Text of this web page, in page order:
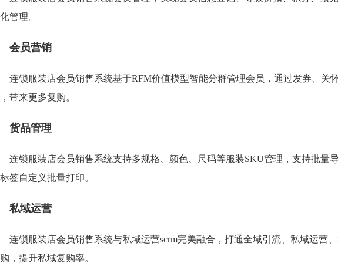
管理。
会员营销
连锁服装店会员销售系统基于RFM价值模型智能分群管理会员，通过发券、关
带来更多复购。
货品管理
连锁服装店会员销售系统支持多规格、颜色、尺码等服装SKU管理，支持批量
签自定义批量打印。
私域运营
连锁服装店会员销售系统与私域运营scrm完美融合，打通全域引流、私域运营
，提升私域复购率。